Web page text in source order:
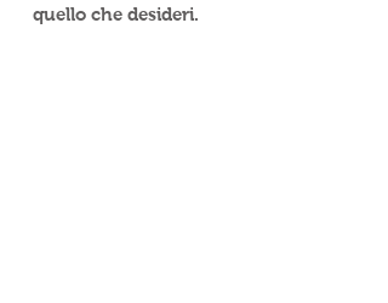
quello che desideri.